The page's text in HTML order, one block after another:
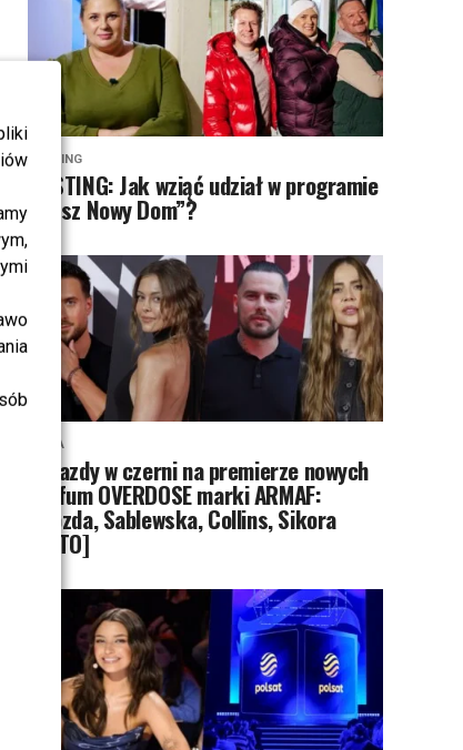
CASTING
CASTING: Jak wziąć udział w programie
„Nasz Nowy Dom”?
MODA
Gwiazdy w czerni na premierze nowych
perfum OVERDOSE marki ARMAF:
Opozda, Sablewska, Collins, Sikora
[FOTO]